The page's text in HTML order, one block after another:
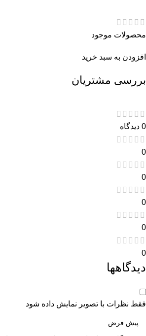
محصولات موجود
افزودن به سبد خرید
بررسی مشتریان
0 دیدگاه
0
0
0
0
0
دیدگاهها
فقط نظرات با تصویر نمایش داده شود